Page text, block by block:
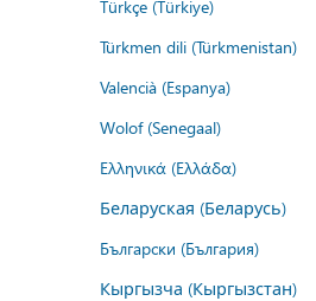
Türkçe (Türkiye)
Türkmen dili (Türkmenistan)
Valencià (Espanya)
Wolof (Senegaal)
Ελληνικά (Ελλάδα)
Беларуская (Беларусь)
Български (България)
Кыргызча (Кыргызстан)